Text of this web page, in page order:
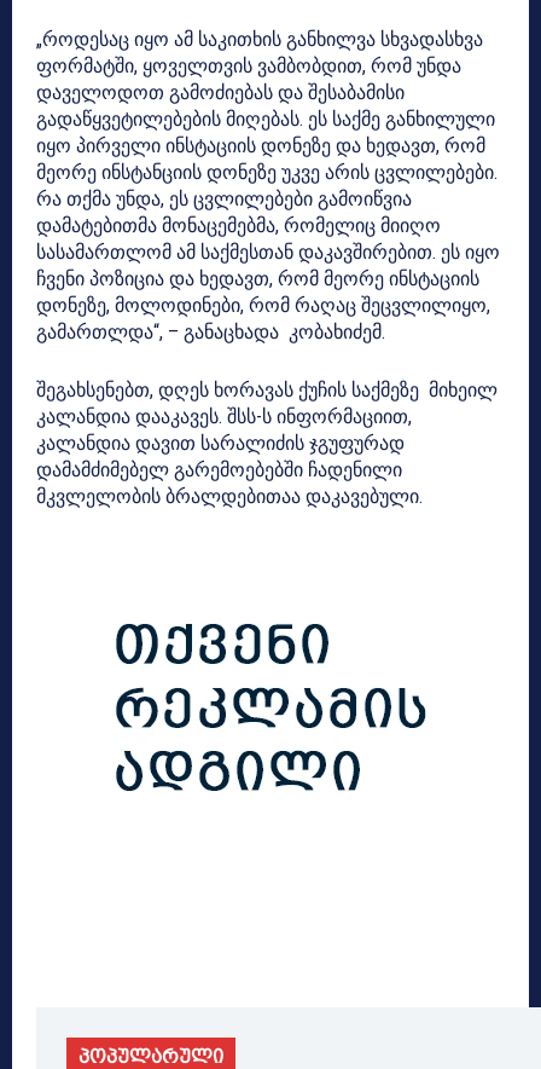
„როდესაც იყო ამ საკითხის განხილვა სხვადასხვა
ფორმატში, ყოველთვის ვამბობდით, რომ უნდა
დაველოდოთ გამოძიებას და შესაბამისი
გადაწყვეტილებების მიღებას. ეს საქმე განხილული
იყო პირველი ინსტაციის დონეზე და ხედავთ, რომ
მეორე ინსტანციის დონეზე უკვე არის ცვლილებები.
რა თქმა უნდა, ეს ცვლილებები გამოიწვია
დამატებითმა მონაცემებმა, რომელიც მიიღო
სასამართლომ ამ საქმესთან დაკავშირებით. ეს იყო
ჩვენი პოზიცია და ხედავთ, რომ მეორე ინსტაციის
დონეზე, მოლოდინები, რომ რაღაც შეცვლილიყო,
გამართლდა“, – განაცხადა კობახიძემ.
შეგახსენებთ, დღეს ხორავას ქუჩის საქმეზე მიხეილ
კალანდია დააკავეს. შსს-ს ინფორმაციით,
კალანდია დავით სარალიძის ჯგუფურად
დამამძიმებელ გარემოებებში ჩადენილი
მკვლელობის ბრალდებითაა დაკავებული.
პოპულარული